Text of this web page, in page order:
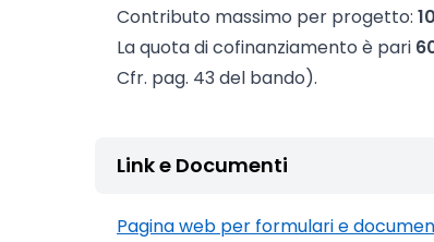
Contributo massimo per progetto:
La quota di cofinanziamento è pari
Cfr. pag. 43 del bando).
Link e Documenti
Pagina web per formulari e